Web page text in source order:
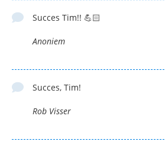
Succes Tim!! 💪🏻
Anoniem
Succes, Tim!
Rob Visser